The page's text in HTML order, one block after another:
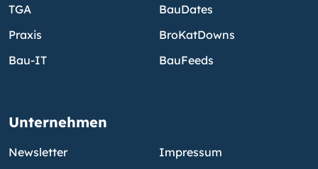
TGA
Praxis
Bau-IT
BauDates
BroKatDowns
BauFeeds
Unternehmen
Newsletter
Impressum